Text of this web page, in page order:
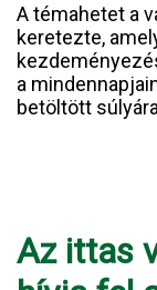
A témahetet a
keretezte,
a
betöltött
Az ittas